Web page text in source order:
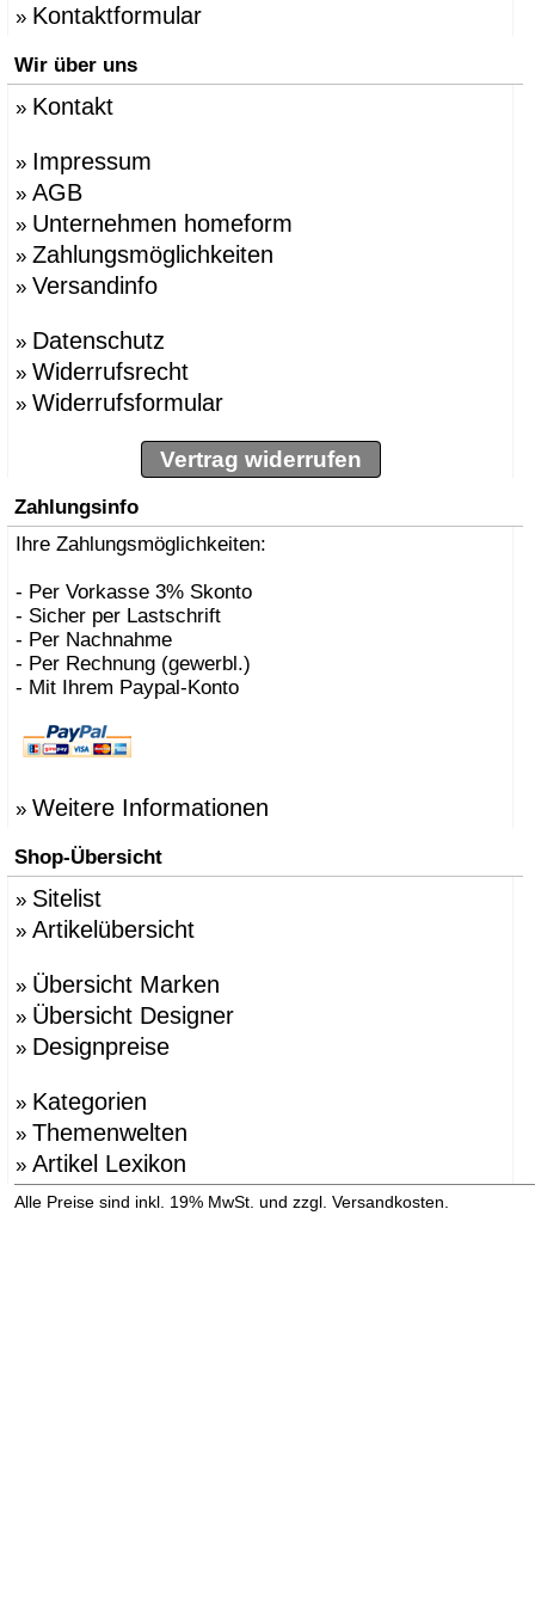
» Kontaktformular
Wir über uns
» Kontakt
» Impressum
» AGB
» Unternehmen homeform
» Zahlungsmöglichkeiten
» Versandinfo
» Datenschutz
» Widerrufsrecht
» Widerrufsformular
Vertrag widerrufen
Zahlungsinfo
Ihre Zahlungsmöglichkeiten:
- Per Vorkasse 3% Skonto
- Sicher per Lastschrift
- Per Nachnahme
- Per Rechnung (gewerbl.)
- Mit Ihrem Paypal-Konto
» Weitere Informationen
Shop-Übersicht
» Sitelist
» Artikelübersicht
» Übersicht Marken
» Übersicht Designer
» Designpreise
» Kategorien
» Themenwelten
» Artikel Lexikon
Alle Preise sind inkl. 19% MwSt. und zzgl. Versandkosten.